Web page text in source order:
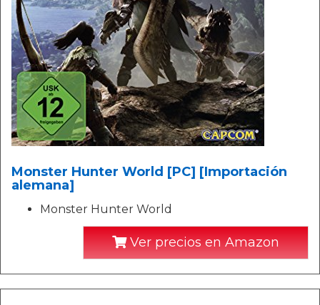
Monster Hunter World [PC] [Importación
alemana]
Monster Hunter World
Ver precios en Amazon